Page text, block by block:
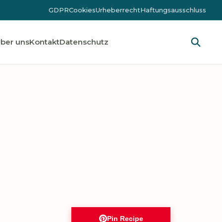
GDPRCookiesUrheberrechtHaftungsausschluss
unsKontaktDatenschutz
Pin Recipe